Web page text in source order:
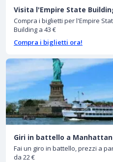
Visita l'Empire State
Compra i biglietti per l'Empire
Building a 43 €
Compra i biglietti ora!
Giri in battello a Manhattan
Fai un giro in battello, prezzi a
da 22 €